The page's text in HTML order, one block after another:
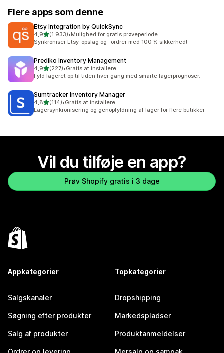
Flere apps som denne
Etsy Integration by QuickSync
4,9ud af 5 stjerner
(1.933)
1933 anmeldelser i alt
•Mulighed for gratis prøveperiode
Synkroniser Etsy-opslag og -ordrer med 100 % sikkerhed!
Prediko Inventory Management
4,9ud af 5 stjerner
(227)
227 anmeldelser i alt
•Gratis at installere
Fyld lageret op til tiden hver gang med smarte lagerprognoser.
Sumtracker Inventory Manager
4,8ud af 5 stjerner
(114)
114 anmeldelser i alt
•Gratis at installere
Lagersynkronisering og genopfyldning af lager for flere butikker
Vil du tilføje en app?
Prøv Shopify gratis i 3 dage
Appkategorier
Salgskanaler
Søgning efter produkter
Salg af produkter
Topkategorier
Dropshipping
Markedspladser
Produktanmeldelser